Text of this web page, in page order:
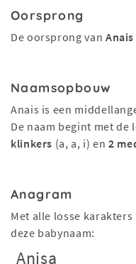
Oorsprong
De oorsprong van Anais
Naamsopbouw
Anais is een
De naam begint met de
klinkers (a, a, i) en2
Anagram
Met alle losse
deze babynaam:
Anisa